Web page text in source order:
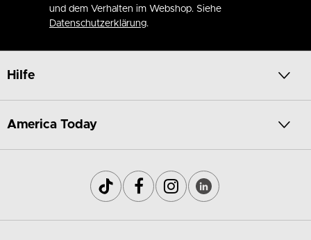
und dem Verhalten im Webshop. Siehe
Datenschutzerklärung.
Hilfe
America Today